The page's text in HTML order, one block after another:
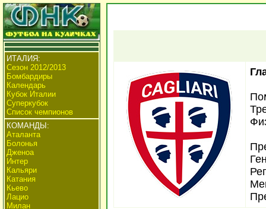
ИТАЛИЯ:
Сезон 2012/2013
Бомбардиры
Календарь
Кубок Италии
Суперкубок
Список чемпионов
КОМАНДЫ:
Аталанта
Болонья
Дженоа
Интер
Кальяри
Катания
Кьево
Лацио
Милан